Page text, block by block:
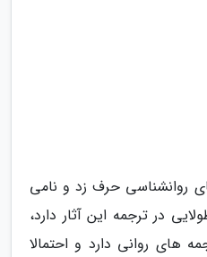
روانشناسی حرف زد و نامی
در ترجمه این آثار دارد،
های روانی دارد و احتمالا